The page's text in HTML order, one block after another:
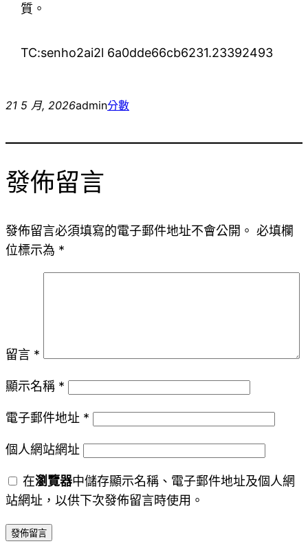
質。
TC:senho2ai2l 6a0dde66cb6231.23392493
21 5 月, 2026admin分數
發佈留言
發佈留言必須填寫的電子郵件地址不會公開。 必填欄
位標示為 *
留言 *
顯示名稱 *
電子郵件地址 *
個人網站網址
在瀏覽器中儲存顯示名稱、電子郵件地址及個人網
站網址，以供下次發佈留言時使用。